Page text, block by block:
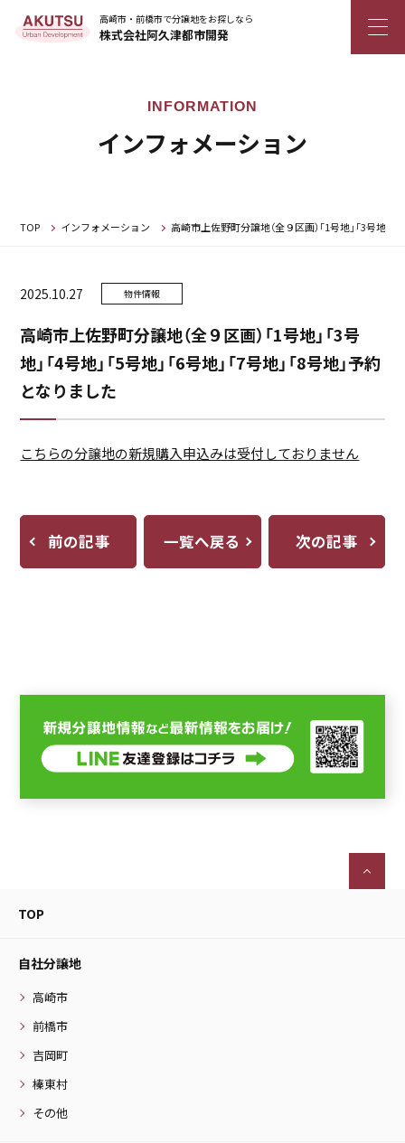
高崎市・前橋市で分譲地をお探しなら
株式会社阿久津都市開発
インフォメーション
TOP インフォメーション 高崎市上佐野町分譲地（全９区画）「1号地」「3号地」「
2025.10.27 物件情報
高崎市上佐野町分譲地（全９区画）「1号地」「3号
地」「4号地」「5号地」「6号地」「7号地」「8号地」予約
となりました
こちらの分譲地の新規購入申込みは受付しておりません
前の記事 一覧へ戻る 次の記事
TOP
自社分譲地
高崎市
前橋市
吉岡町
榛東村
その他